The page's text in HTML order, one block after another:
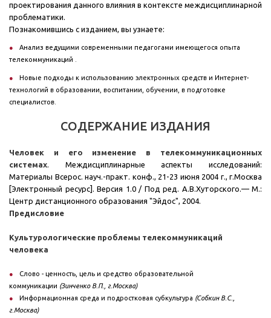
проектирования данного влияния в контексте междисциплинарной
проблематики.
Познакомившись с изданием, вы узнаете:
Анализ ведущими современными педагогами имеющегося опыта
телекоммуникаций .
Новые подходы к использованию электронных средств и Интернет-
технологий в образовании, воспитании, обучении, в подготовке
специалистов.
СОДЕРЖАНИЕ ИЗДАНИЯ
Человек и его изменение в телекоммуникационных
системах. Междисциплинарные аспекты исследований:
Материалы Всерос. науч.-практ. конф., 21-23 июня 2004 г., г.Москва
[Электронный ресурс]. Версия 1.0 / Под ред. А.В.Хуторского.— М.:
Центр дистанционного образования "Эйдос", 2004.
Предисловие
Культурологические проблемы телекоммуникаций
человека
Слово - ценность, цель и средство образовательной
коммуникации (Зинченко В.П., г.Москва)
Информационная среда и подростковая субкультура (Собкин В.С.,
г.Москва)